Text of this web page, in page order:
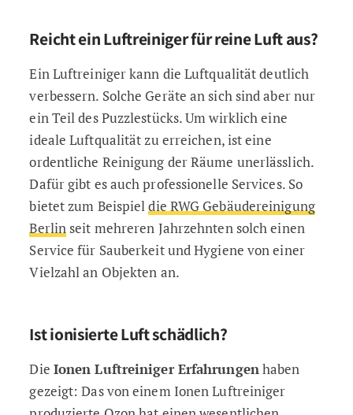
Reicht ein Luftreiniger für reine Luft aus?
Ein Luftreiniger kann die Luftqualität deutlich
verbessern. Solche Geräte an sich sind aber nur
ein Teil des Puzzlestücks. Um wirklich eine
ideale Luftqualität zu erreichen, ist eine
ordentliche Reinigung der Räume unerlässlich.
Dafür gibt es auch professionelle Services. So
bietet zum Beispieldie RWG Gebäudereinigung
Berlin seit mehreren Jahrzehnten solch einen
Service für Sauberkeit und Hygiene von einer
Vielzahl an Objekten an.
Ist ionisierte Luft schädlich?
Die Ionen Luftreiniger Erfahrungenhaben
gezeigt: Das von einem Ionen Luftreiniger